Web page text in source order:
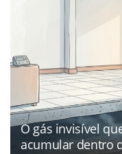
O gás invisível
acumular dentro